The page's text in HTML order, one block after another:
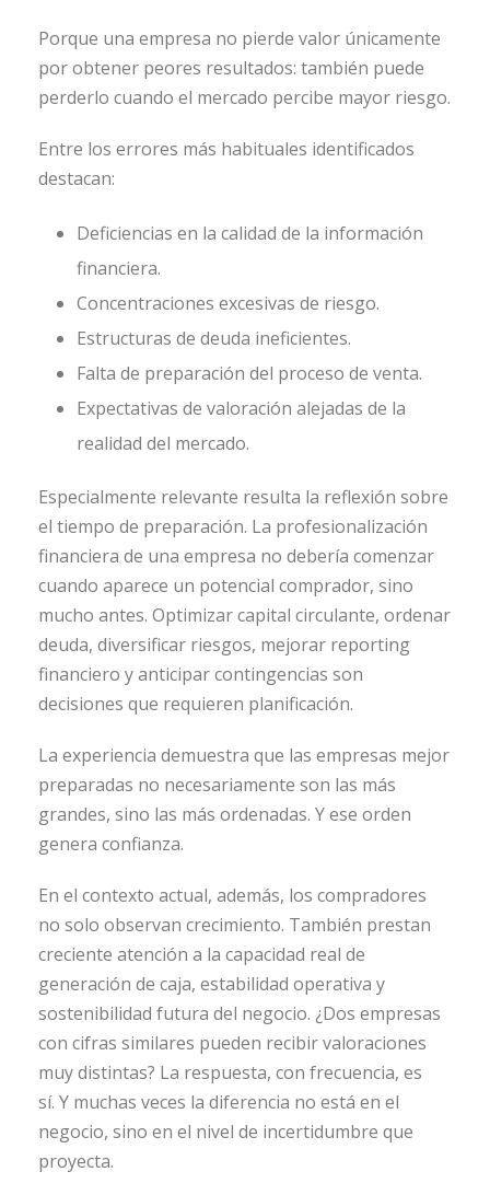
Porque una empresa no pierde valor únicamente
por obtener peores resultados: también puede
perderlo cuando el mercado percibe mayor riesgo.
Entre los errores más habituales identificados
destacan:
Deficiencias en la calidad de la información
financiera.
Concentraciones excesivas de riesgo.
Estructuras de deuda ineficientes.
Falta de preparación del proceso de venta.
Expectativas de valoración alejadas de la
realidad del mercado.
Especialmente relevante resulta la reflexión sobre
el tiempo de preparación. La profesionalización
financiera de una empresa no debería comenzar
cuando aparece un potencial comprador, sino
mucho antes. Optimizar capital circulante, ordenar
deuda, diversificar riesgos, mejorar reporting
financiero y anticipar contingencias son
decisiones que requieren planificación.
La experiencia demuestra que las empresas mejor
preparadas no necesariamente son las más
grandes, sino las más ordenadas. Y ese orden
genera confianza.
En el contexto actual, además, los compradores
no solo observan crecimiento. También prestan
creciente atención a la capacidad real de
generación de caja, estabilidad operativa y
sostenibilidad futura del negocio. ¿Dos empresas
con cifras similares pueden recibir valoraciones
muy distintas? La respuesta, con frecuencia, es
sí. Y muchas veces la diferencia no está en el
negocio, sino en el nivel de incertidumbre que
proyecta.